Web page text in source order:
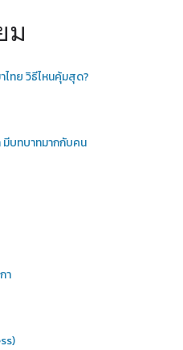
ม
ไทย วิธีไหนคุ้มสุด?
มีบทบาทมากกับคน
า